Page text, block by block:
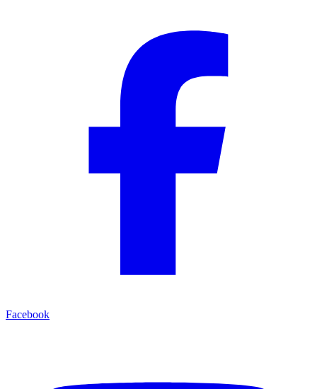
Facebook